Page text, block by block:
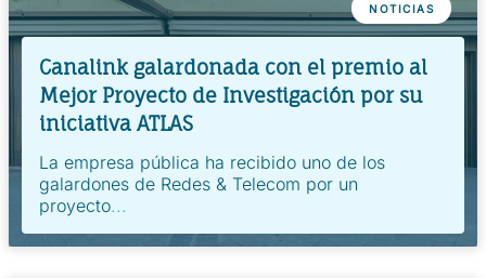
NOTICIAS
Canalink galardonada con el premio al
Mejor Proyecto de Investigación por su
iniciativa ATLAS
La empresa pública ha recibido uno de los
galardones de Redes & Telecom por un
proyecto...